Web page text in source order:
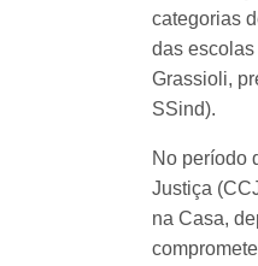
categorias
das
Grassioli,
SSind).
No período
Justiça
na Casa,